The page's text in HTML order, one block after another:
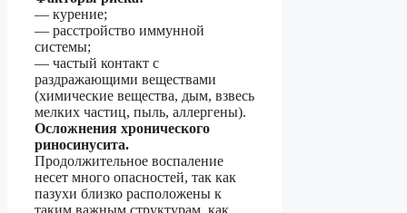
— курение;
— расстройство иммунной
системы;
— частый контакт с
раздражающими веществами
(химические вещества, дым, взвесь
мелких частиц, пыль, аллергены).
Осложнения хронического
риносинусита.
Продолжительное воспаление
несет много опасностей, так как
пазухи близко расположены к
таким важным структурам, как